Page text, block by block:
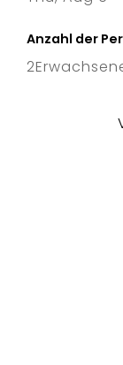
Anzahl der
2